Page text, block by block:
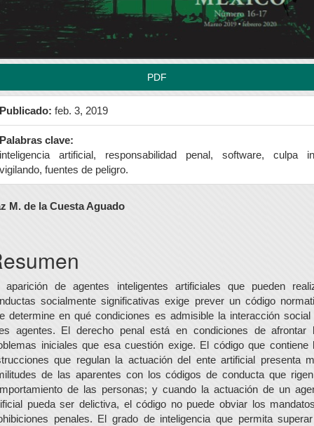
PDF
Publicado: feb. 3, 2019
Palabras clave:
inteligencia artificial, responsabilidad penal, software, culpa in
vigilando, fuentes de peligro.
M. de la Cuesta Aguado
aparición de agentes inteligentes artificiales que pueden
socialmente significativas exige prever un código
determine en qué condiciones es admisible la interacción social
agentes. El derecho penal está en condiciones de afrontar
iniciales que esa cuestión exige. El código que contiene
que regulan la actuación del ente artificial presenta
de las aparentes con los códigos de conducta que
de las personas; y cuando la actuación de un
pueda ser delictiva, el código no puede obviar los
penales. El grado de inteligencia que permita